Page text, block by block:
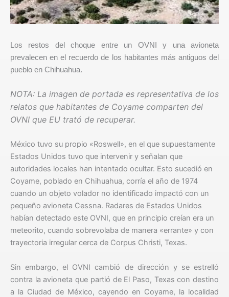
Los restos del choque entre un OVNI y una avioneta
prevalecen en el recuerdo de los habitantes más antiguos del
pueblo en Chihuahua.
NOTA: La imagen de portada es representativa de los
relatos que habitantes de Coyame comparten del
OVNI que EU trató de recuperar.
México tuvo su propio «Roswell», en el que supuestamente
Estados Unidos tuvo que intervenir y señalan que
autoridades locales han intentado ocultar. Esto sucedió en
Coyame, poblado en Chihuahua, corría el año de 1974
cuando un objeto volador no identificado impactó con un
pequeño avioneta Cessna. Radares de Estados Unidos
habían detectado este OVNI, que en principio creían era un
meteorito, cuando sobrevolaba de manera «errante» y con
trayectoria irregular cerca de Corpus Christi, Texas.
Sin embargo, el OVNI cambió de dirección y se estrelló
contra la avioneta que partió de El Paso, Texas con destino
a la Ciudad de México, cayendo en Coyame, la localidad